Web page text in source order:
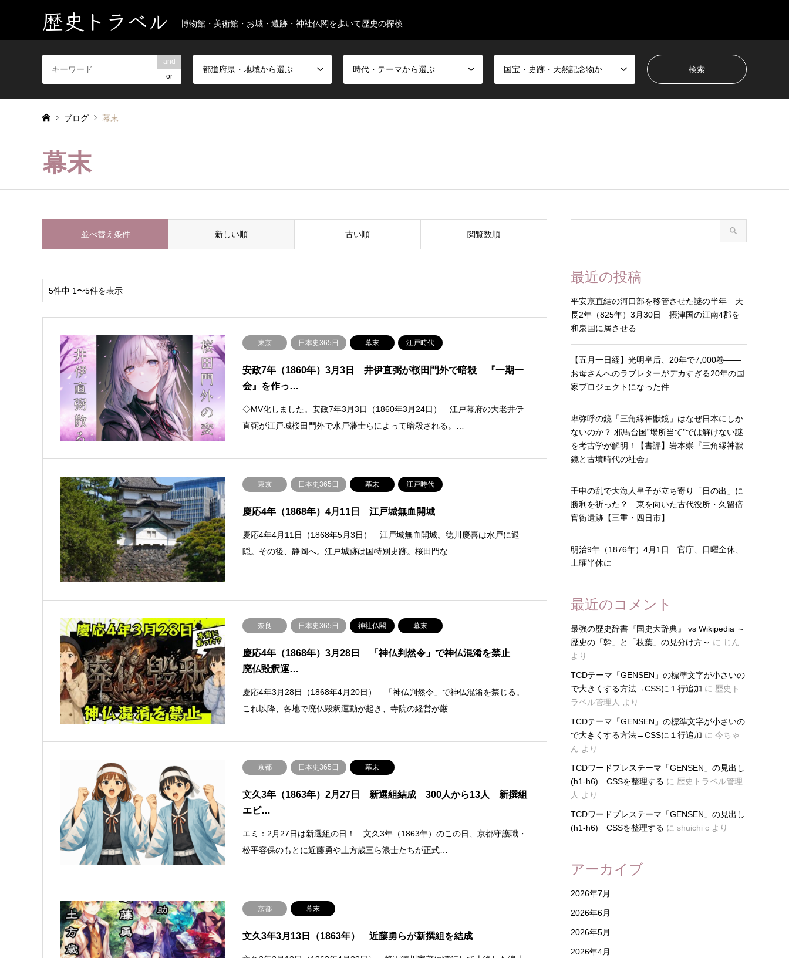
歴史トラベル 博物館・美術館・お城・遺跡・神社仏閣を歩いて歴史の探検
and
or
都道府県・地域から選ぶ 時代・テーマから選ぶ
ブログ 幕末
幕末
並べ替え条件 新しい順 古い順 閲覧数順
5件中 1〜5件を表示
東京 日本史365日 幕末 江戸時代
安政7年（1860年）3月3日 井伊直弼が桜田門外で暗殺 『一期一
会』を作っ…
◇MV化しました。安政7年3月3日（1860年3月24日） 江戸幕府の大老井伊
直弼が江戸城桜田門外で水戸藩士らによって暗殺される。…
東京 日本史365日 幕末 江戸時代
慶応4年（1868年）4月11日 江戸城無血開城
慶応4年4月11日（1868年5月3日） 江戸城無血開城。徳川慶喜は水戸に退
隠。その後、静岡へ。江戸城跡は国特別史跡。桜田門な…
奈良 日本史365日 神社仏閣 幕末
慶応4年（1868年）3月28日 「神仏判然令」で神仏混淆を禁止
廃仏毀釈運…
慶応4年3月28日（1868年4月20日） 「神仏判然令」で神仏混淆を禁じる。
これ以降、各地で廃仏毀釈運動が起き、寺院の経営が厳…
京都 日本史365日 幕末
文久3年（1863年）2月27日 新選組結成 300人から13人 新撰組
エピ…
エミ：2月27日は新選組の日！ 文久3年（1863年）のこの日、京都守護職・
松平容保のもとに近藤勇や土方歳三ら浪士たちが正式…
京都 幕末
文久3年3月13日（1863年） 近藤勇らが新撰組を結成
最近の投稿
平安京直結の河口部を移管させた謎の半年 天
長2年（825年）3月30日 摂津国の江南4郡を
和泉国に属させる
【五月一日経】光明皇后、20年で7,000巻——
お母さんへのラブレターがデカすぎる20年の国
家プロジェクトになった件
卑弥呼の鏡「三角縁神獣鏡」はなぜ日本にしか
ないのか？ 邪馬台国”場所当て”では解けない謎
を考古学が解明！【書評】岩本崇『三角縁神獣
鏡と古墳時代の社会』
壬申の乱で大海人皇子が立ち寄り「日の出」に
勝利を祈った？ 東を向いた古代役所・久留倍
官衙遺跡【三重・四日市】
明治9年（1876年）4月1日 官庁、日曜全休、
土曜半休に
最近のコメント
最強の歴史辞書『国史大辞典』 vs Wikipedia ～
歴史の「幹」と「枝葉」の見分け方～ に じん
より
TCDテーマ「GENSEN」の標準文字が小さいの
で大きくする方法→CSSに１行追加 に 歴史ト
ラベル管理人 より
TCDテーマ「GENSEN」の標準文字が小さいの
で大きくする方法→CSSに１行追加 に 今ちゃ
ん より
TCDワードプレステーマ「GENSEN」の見出し
(h1-h6) CSSを整理する に 歴史トラベル管理
人 より
TCDワードプレステーマ「GENSEN」の見出し
(h1-h6) CSSを整理する に shuichi c より
アーカイブ
2026年7月
2026年6月
2026年5月
2026年4月